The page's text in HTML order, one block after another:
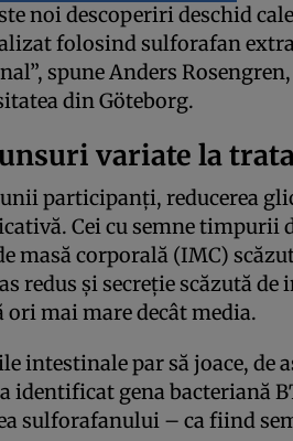
noi descoperiri deschid
folosind sulforafan
spune Anders
din Göteborg.
variate la
participanți, reducerea
Cei cu semne timpurii
masă corporală (IMC)
redus și secreție scăzută
ori mai mare decât media.
intestinale par să joace, de
identificat gena bacteriană
sulforafanului – ca fiind